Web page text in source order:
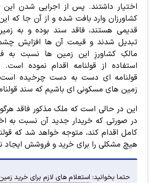
اختیار داشتند. پس از اجرایی شدن
کشاورزان وارد بافت شده و از آن جا که
قدیمی هستند، فاقد سند بوده و به
تبدیل شدند و قیمت آن ها افزایش
مالکِ کشاورزِ این زمین ها نسبت به
استفاده از قولنامه اقدام نموده
قولنامه ای دست به دست چرخیده است
زمین های مسکونی ای باشیم که سند
این در حالی است که ملک مذکور فاقد
در صورتی که خریدار جدید آن نسبت به
کامل اقدام کند، متوجه خواهد شد که
هیچ مشکلی را برای خرید و فروشش ایجاد
حتما بخوانید: استعلام های لازم برای خرید